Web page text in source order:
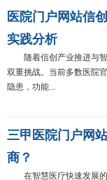
医院门户网站信
实践分析
随着信创产业推进与
双重挑战。当前多数医院
隐患，功能...
三甲医院门户网
商？
在智慧医疗快速发展